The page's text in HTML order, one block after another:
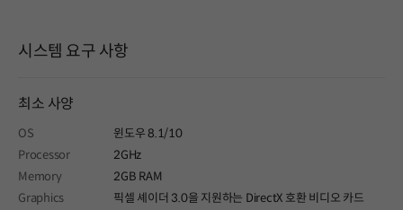
시스템 요구 사항
최소 사양
OS
윈도우 8.1/10
Processor
2GHz
Memory
2GB RAM
Graphics
픽셀 셰이더 3.0을 지원하는 DirectX 호환 비디오 카드